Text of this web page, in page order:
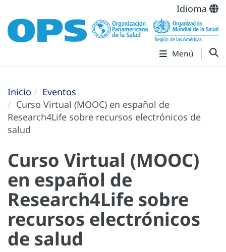
Idioma
Menú
Inicio
Eventos
Curso Virtual (MOOC) en español de
Research4Life sobre recursos electrónicos de
salud
Curso Virtual (MOOC)
en español de
Research4Life sobre
recursos electrónicos
de salud